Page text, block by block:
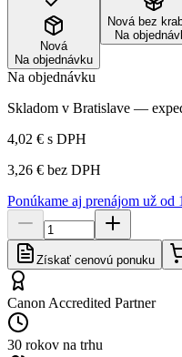
Nová
Na objednávku
Nová bez
Na
Na objednávku
Skladom v Bratislave —
4,02 € s DPH
3,26 € bez DPH
Ponúkame aj prenájom už od
Získať cenovú ponuku
Canon Accredited Partner
30 rokov na trhu